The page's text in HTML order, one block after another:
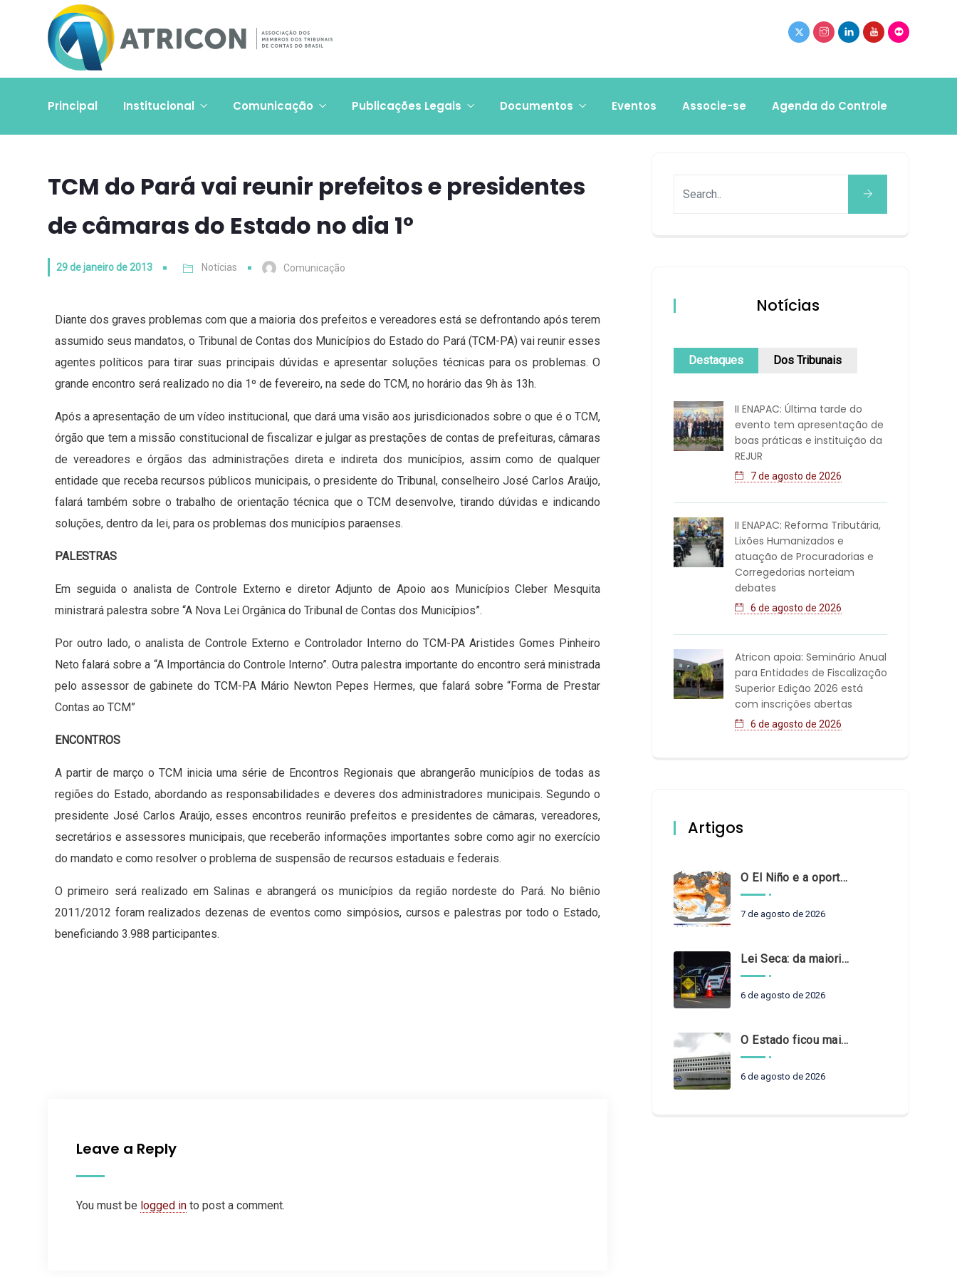
Principal Institucional Comunicação Publicações Legais Documentos Eventos Associe-se Agenda do Controle
TCM do Pará vai reunir prefeitos e presidentes
de câmaras do Estado no dia 1º
29 de janeiro de 2013 Notícias Comunicação
Diante dos graves problemas com que a maioria dos prefeitos e vereadores está se defrontando após terem
assumido seus mandatos, o Tribunal de Contas dos Municípios do Estado do Pará (TCM-PA) vai reunir esses
agentes políticos para tirar suas principais dúvidas e apresentar soluções técnicas para os problemas. O
grande encontro será realizado no dia 1º de fevereiro, na sede do TCM, no horário das 9h às 13h.
Após a apresentação de um vídeo institucional, que dará uma visão aos jurisdicionados sobre o que é o TCM,
órgão que tem a missão constitucional de fiscalizar e julgar as prestações de contas de prefeituras, câmaras
de vereadores e órgãos das administrações direta e indireta dos municípios, assim como de qualquer
entidade que receba recursos públicos municipais, o presidente do Tribunal, conselheiro José Carlos Araújo,
falará também sobre o trabalho de orientação técnica que o TCM desenvolve, tirando dúvidas e indicando
soluções, dentro da lei, para os problemas dos municípios paraenses.
PALESTRAS
Em seguida o analista de Controle Externo e diretor Adjunto de Apoio aos Municípios Cleber Mesquita
ministrará palestra sobre “A Nova Lei Orgânica do Tribunal de Contas dos Municípios”.
Por outro lado, o analista de Controle Externo e Controlador Interno do TCM-PA Aristides Gomes Pinheiro
Neto falará sobre a “A Importância do Controle Interno”. Outra palestra importante do encontro será ministrada
pelo assessor de gabinete do TCM-PA Mário Newton Pepes Hermes, que falará sobre “Forma de Prestar
Contas ao TCM”
ENCONTROS
A partir de março o TCM inicia uma série de Encontros Regionais que abrangerão municípios de todas as
regiões do Estado, abordando as responsabilidades e deveres dos administradores municipais. Segundo o
presidente José Carlos Araújo, esses encontros reunirão prefeitos e presidentes de câmaras, vereadores,
secretários e assessores municipais, que receberão informações importantes sobre como agir no exercício
do mandato e como resolver o problema de suspensão de recursos estaduais e federais.
O primeiro será realizado em Salinas e abrangerá os municípios da região nordeste do Pará. No biênio
2011/2012 foram realizados dezenas de eventos como simpósios, cursos e palestras por todo o Estado,
beneficiando 3.988 participantes.
Leave a Reply
You must be logged in to post a comment.
Notícias
Destaques Dos Tribunais
II ENAPAC: Última tarde do
evento tem apresentação de
boas práticas e instituição da
REJUR
7 de agosto de 2026
II ENAPAC: Reforma Tributária,
Lixões Humanizados e
atuação de Procuradorias e
Corregedorias norteiam
debates
6 de agosto de 2026
Atricon apoia: Seminário Anual
para Entidades de Fiscalização
Superior Edição 2026 está
com inscrições abertas
6 de agosto de 2026
Artigos
O El Niño e a oportunidade de fortalecer o controle externo das políticas climáticas
7 de agosto de 2026
Lei Seca: da maioridade à maturidade
6 de agosto de 2026
O Estado ficou mais complexo. O controle precisa acompanhar
6 de agosto de 2026